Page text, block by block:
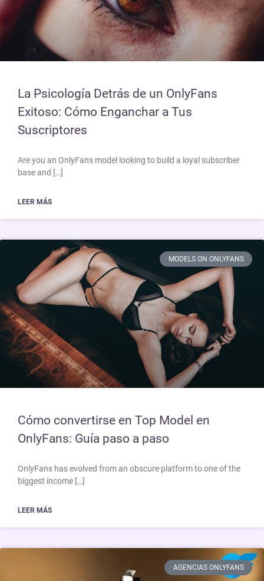
La Psicología Detrás de un OnlyFans
Exitoso: Cómo Enganchar a Tus
Suscriptores
Are you an OnlyFans model looking to build a loyal subscriber
base and […]
LEER MÁS
MODELS ON ONLYFANS
Cómo convertirse en Top Model en
OnlyFans: Guía paso a paso
OnlyFans has evolved from an obscure platform to one of the
biggest income […]
LEER MÁS
AGENCIAS ONLYFANS